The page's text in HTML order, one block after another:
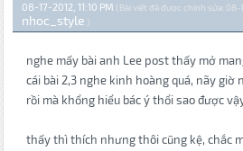
08-17-2012, 11:10 PM (Bài viết đã được chỉnh sửa: 08-
nhoc_style .)
nghe mấy bài anh Lee post thấy mở
cái bài 2,3 nghe kinh hoàng quá, nãy giờ
rồi mà khổng hiểu bác ý thổi sao được
thấy thì thích nhưng thôi cũng kệ, chắc